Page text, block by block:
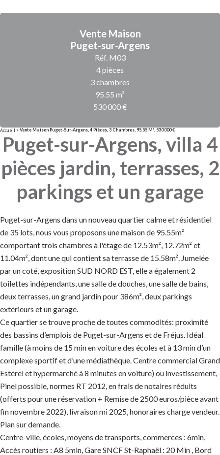
Vente Maison
Puget-sur-Argens
Réf. M03
4 pièces
3 chambres
95.55 m²
530 000 €
Accueil Vente Maison Puget-Sur-Argens, 4 Pièces, 3 Chambres, 95.55 M², 530 000 €
Puget-sur-Argens, villa 4
pièces jardin, terrasses, 2
parkings et un garage
Puget-sur-Argens dans un nouveau quartier calme et résidentiel
de 35 lots, nous vous proposons une maison de 95.55m²
comportant trois chambres à l'étage de 12.53m², 12.72m² et
11.04m², dont une qui contient sa terrasse de 15.58m². Jumelée
par un coté, exposition SUD NORD EST, elle a également 2
toilettes indépendants, une salle de douches, une salle de bains,
deux terrasses, un grand jardin pour 386m², deux parkings
extérieurs et un garage.
Ce quartier se trouve proche de toutes commodités: proximité
des bassins d’emplois de Puget-sur-Argens et de Fréjus. Idéal
famille (à moins de 15 min en voiture des écoles et à 13 min d’un
complexe sportif et d’une médiathèque. Centre commercial Grand
Estérel et hypermarché à 8 minutes en voiture) ou investissement,
Pinel possible, normes RT 2012, en frais de notaires réduits
(offerts pour une réservation + Remise de 2500 euros/pièce avant
fin novembre 2022), livraison mi 2025, honoraires charge vendeur.
Plan sur demande.
Centre-ville, écoles, moyens de transports, commerces : 6min,
Accès routiers : A8 5min, Gare SNCF St-Raphaël : 20 Min , Bord